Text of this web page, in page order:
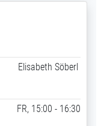
Elisabeth Söberl
FR, 15:00 - 16:30